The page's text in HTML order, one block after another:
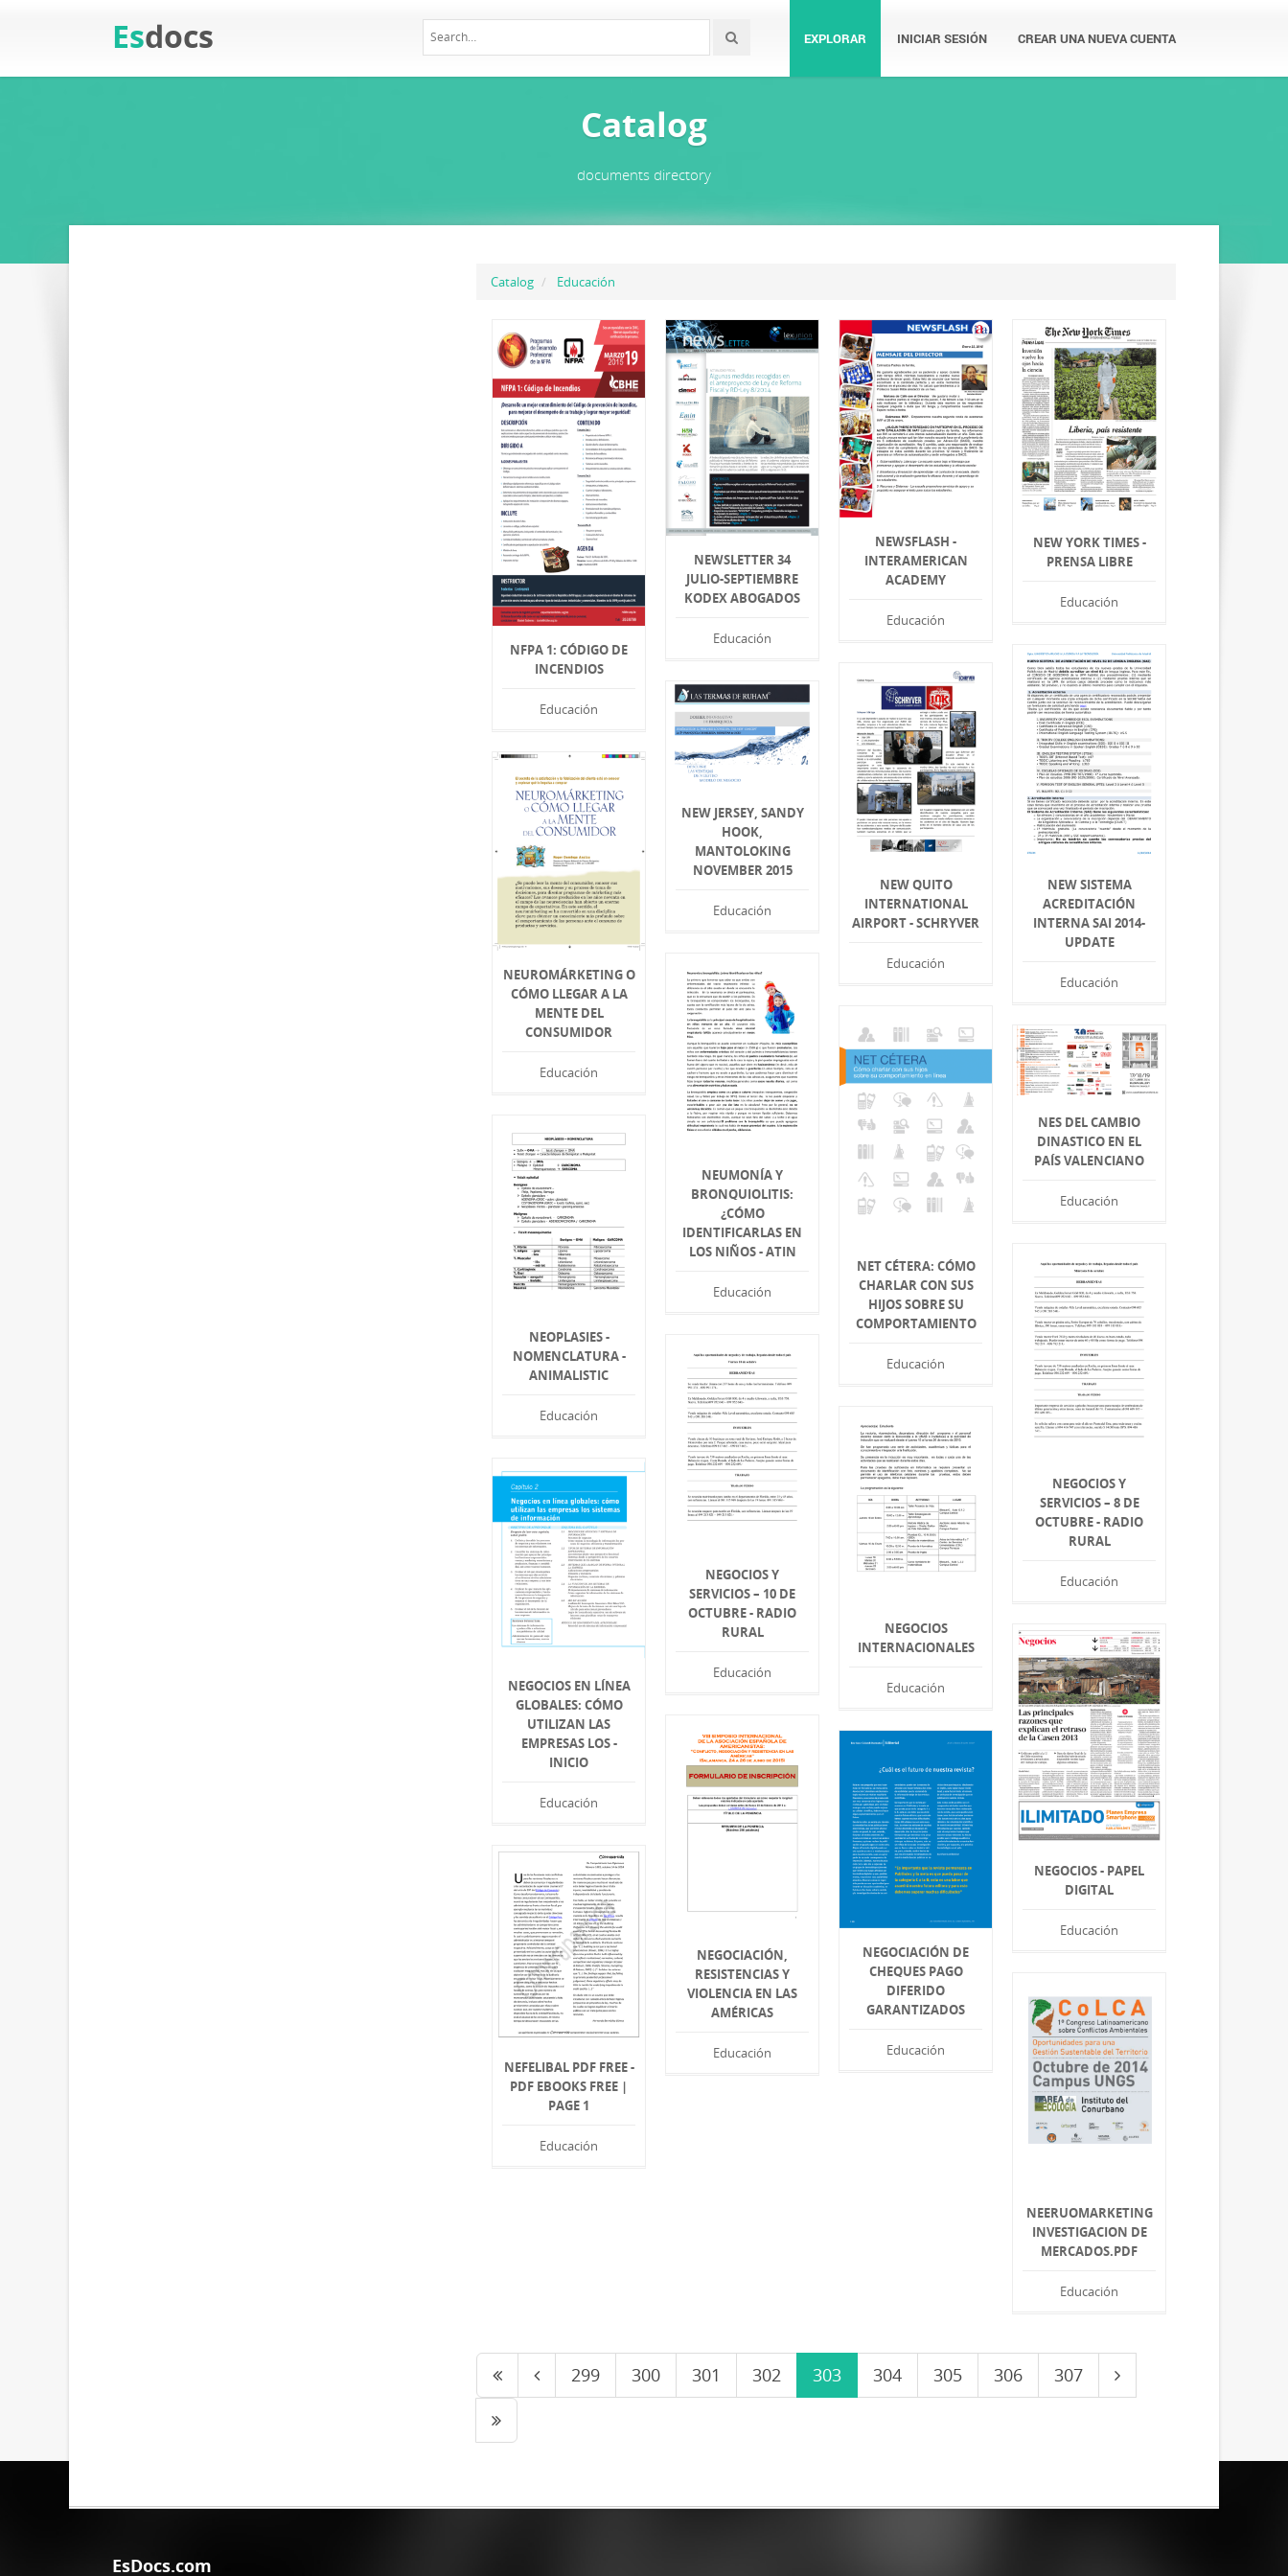
Esdocs EXPLORAR INICIAR SESIÓN CREAR UNA NUEVA CUENTA
Catalog
documents directory
Catalog Educación
NFPA 1: CÓDIGO DE
INCENDIOS
Educación
NEWSLETTER 34
JULIO-SEPTIEMBRE
KODEX ABOGADOS
Educación
NEWSFLASH -
INTERAMERICAN
ACADEMY
Educación
NEW YORK TIMES -
PRENSA LIBRE
Educación
NEW SISTEMA
ACREDITACIÓN
INTERNA SAI 2014-
UPDATE
Educación
NEW QUITO
INTERNATIONAL
AIRPORT - SCHRYVER
Educación
NEW JERSEY, SANDY
HOOK,
MANTOLOKING
NOVEMBER 2015
Educación
NEUROMÁRKETING O
CÓMO LLEGAR A LA
MENTE DEL
CONSUMIDOR
Educación
NEUMONÍA Y
BRONQUIOLITIS:
¿CÓMO
IDENTIFICARLAS EN
LOS NIÑOS - ATIN
Educación
NET CÉTERA: CÓMO
CHARLAR CON SUS
HIJOS SOBRE SU
COMPORTAMIENTO
Educación
NES DEL CAMBIO
DINASTICO EN EL
PAÍS VALENCIANO
Educación
NEOPLASIES -
NOMENCLATURA -
ANIMALISTIC
Educación
NEGOCIOS Y
SERVICIOS – 8 DE
OCTUBRE - RADIO
RURAL
Educación
NEGOCIOS Y
SERVICIOS – 10 DE
OCTUBRE - RADIO
RURAL
Educación
NEGOCIOS
INTERNACIONALES
Educación
NEGOCIOS EN LÍNEA
GLOBALES: CÓMO
UTILIZAN LAS
EMPRESAS LOS -
INICIO
Educación
NEGOCIOS - PAPEL
DIGITAL
Educación
NEGOCIACIÓN,
RESISTENCIAS Y
VIOLENCIA EN LAS
AMÉRICAS
Educación
NEGOCIACIÓN DE
CHEQUES PAGO
DIFERIDO
GARANTIZADOS
Educación
NEFELIBAL PDF FREE -
PDF EBOOKS FREE |
PAGE 1
Educación
NEERUOMARKETING
INVESTIGACION DE
MERCADOS.PDF
Educación
299 300 301 302 303 304 305 306 307
EsDocs.com